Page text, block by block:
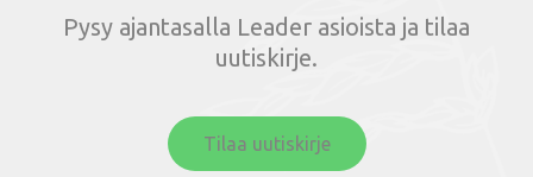
Pysy ajantasalla Leader asioista ja tilaa
uutiskirje.
Tilaa uutiskirje